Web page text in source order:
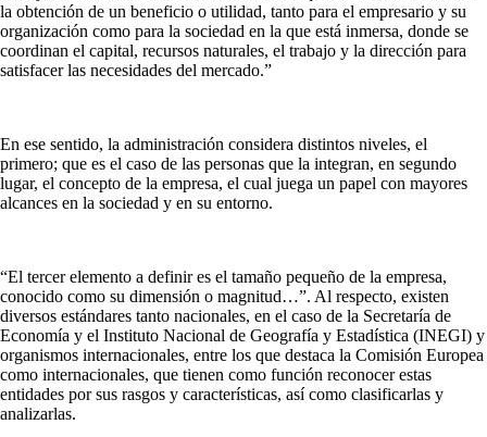
la obtención de un beneficio o utilidad, tanto para el empresario y su
organización como para la sociedad en la que está inmersa, donde se
coordinan el capital, recursos naturales, el trabajo y la dirección para
satisfacer las necesidades del mercado.”
En ese sentido, la administración considera distintos niveles, el
primero; que es el caso de las personas que la integran, en segundo
lugar, el concepto de la empresa, el cual juega un papel con mayores
alcances en la sociedad y en su entorno.
“El tercer elemento a definir es el tamaño pequeño de la empresa,
conocido como su dimensión o magnitud…”. Al respecto, existen
diversos estándares tanto nacionales, en el caso de la Secretaría de
Economía y el Instituto Nacional de Geografía y Estadística (INEGI) y
organismos internacionales, entre los que destaca la Comisión Europea
como internacionales, que tienen como función reconocer estas
entidades por sus rasgos y características, así como clasificarlas y
analizarlas.